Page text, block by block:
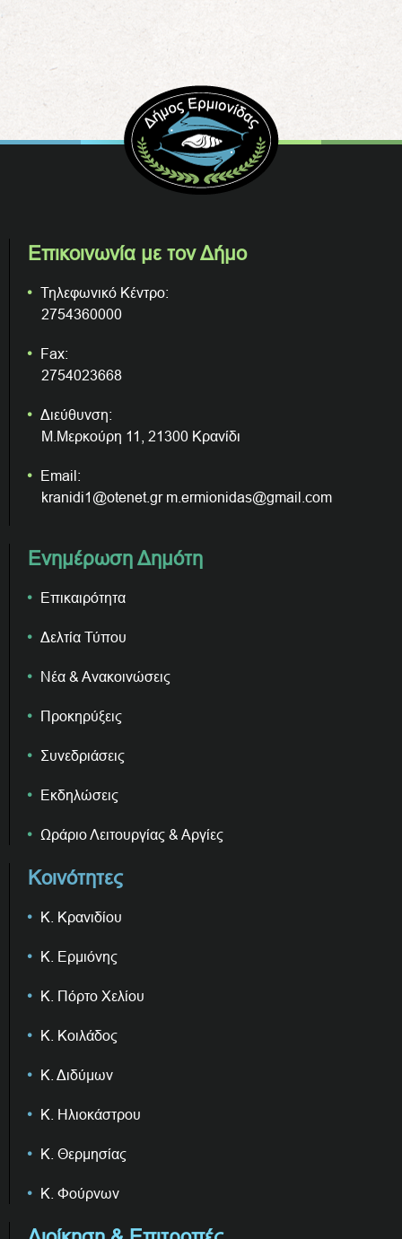
Επικοινωνία με τον Δήμο
Τηλεφωνικό Κέντρο:
2754360000
Fax:
2754023668
Διεύθυνση:
Μ.Μερκούρη 11, 21300 Κρανίδι
Email:
kranidi1@otenet.gr m.ermionidas@gmail.com
Ενημέρωση Δημότη
Επικαιρότητα
Δελτία Τύπου
Νέα & Ανακοινώσεις
Προκηρύξεις
Συνεδριάσεις
Εκδηλώσεις
Ωράριο Λειτουργίας & Αργίες
Κοινότητες
Κ. Κρανιδίου
Κ. Ερμιόνης
Κ. Πόρτο Χελίου
Κ. Κοιλάδος
Κ. Διδύμων
Κ. Ηλιοκάστρου
Κ. Θερμησίας
Κ. Φούρνων